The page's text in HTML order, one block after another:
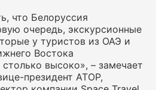
что Белоруссия
очередь, экскурсионные
у туристов из ОАЭ и
Востока
высоко», – замечает
президент АТОР,